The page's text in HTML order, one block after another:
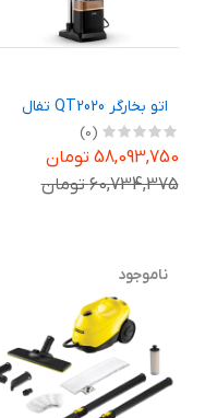
اتو بخارگر QT2020 تفال
(0)
58,093,750 تومان
60,734,375 تومان
ناموجود